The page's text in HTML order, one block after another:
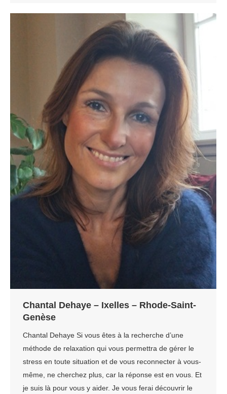
Chantal Dehaye – Ixelles – Rhode-Saint-
Genèse
Chantal Dehaye Si vous êtes à la recherche d’une
méthode de relaxation qui vous permettra de gérer le
stress en toute situation et de vous reconnecter à vous-
même, ne cherchez plus, car la réponse est en vous. Et
je suis là pour vous y aider. Je vous ferai découvrir le